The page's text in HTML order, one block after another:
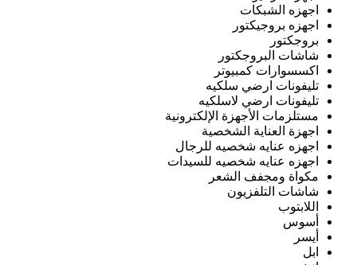
اجهزه الشبكات
اجهزه بروجيكتور
بروجكتور
شاشات البروجكتور
اكسسوارات كمبيوتر
تليفونات ارضي سلكيه
تليفونات ارضي لاسلكيه
مستلزمات الأجهزة الإلكترونية
اجهزة العناية الشخصية
اجهزه عنايه شخصيه للرجال
اجهزه عنايه شخصيه للسيدات
مكواة ومجفف الشعر
شاشات التلفزيون
اللابتوب
أسوس
أيسر
ابل